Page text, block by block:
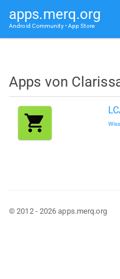
apps.merq.org
Android Community • App Store
Apps von
© 2012 - 2026 apps.merq.org